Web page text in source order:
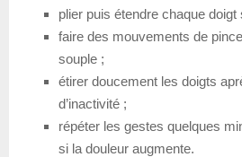
plier puis étendre chaque doigt
faire des mouvements de
souple ;
étirer doucement les doigts
d’inactivité ;
répéter les gestes quelques
si la douleur augmente.